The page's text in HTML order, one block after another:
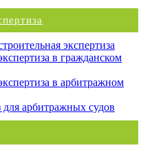
экспертиза
в гражданском
в арбитражном
для арбитражных судов